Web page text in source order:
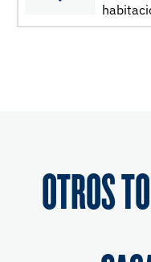
OTROS